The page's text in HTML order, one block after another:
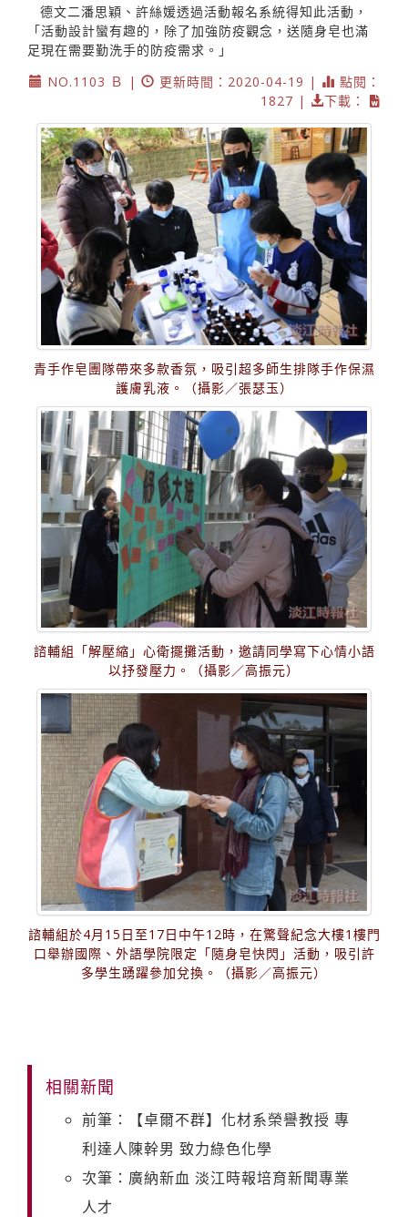
德文二潘思穎、許絲媛透過活動報名系統得知此活動，
「活動設計蠻有趣的，除了加強防疫觀念，送隨身皂也滿
足現在需要勤洗手的防疫需求。」
NO.1103 Ｂ |
更新時間：2020-04-19 |
點閱：
1827 |
下載：
青手作皂團隊帶來多款香氛，吸引超多師生排隊手作保濕
護膚乳液。（攝影／張瑟玉）
諮輔組「解壓縮」心衛擺攤活動，邀請同學寫下心情小語
以抒發壓力。（攝影／高振元）
諮輔組於4月15日至17日中午12時，在驚聲紀念大樓1樓門
口舉辦國際、外語學院限定「隨身皂快閃」活動，吸引許
多學生踴躍參加兌換。（攝影／高振元）
相關新聞
前筆：【卓爾不群】化材系榮譽教授 專
利達人陳幹男 致力綠色化學
次筆：廣納新血 淡江時報培育新聞專業
人才